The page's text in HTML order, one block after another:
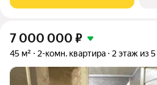
7 000 000 ₽
45 м² 2-комн. квартира 2 этаж из 5